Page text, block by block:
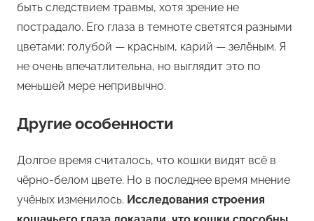
быть следствием травмы, хотя зрение не
пострадало. Его глаза в темноте светятся разными
цветами: голубой — красным, карий — зелёным. Я
не очень впечатлительна, но выглядит это по
меньшей мере непривычно.
Другие особенности
Долгое время считалось, что кошки видят всё в
чёрно-белом цвете. Но в последнее время мнение
учёных изменилось. Исследования строения